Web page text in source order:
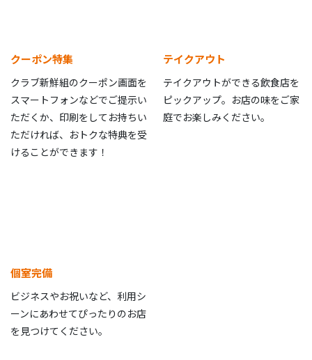
クーポン特集
クラブ新鮮組のクーポン画面を
スマートフォンなどでご提示い
ただくか、印刷をしてお持ちい
ただければ、おトクな特典を受
けることができます！
テイクアウト
テイクアウトができる飲食店を
ピックアップ。お店の味をご家
庭でお楽しみください。
個室完備
ビジネスやお祝いなど、利用シ
ーンにあわせてぴったりのお店
を見つけてください。